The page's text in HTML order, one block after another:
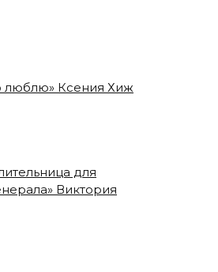
люблю» Ксения Хиж
для
Виктория